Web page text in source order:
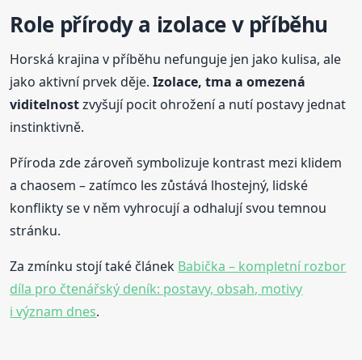
Role přírody a izolace v příběhu
Horská krajina v příběhu nefunguje jen jako kulisa, ale
jako aktivní prvek děje.Izolace, tma a omezená
viditelnostzvyšují pocit ohrožení a nutí postavy jednat
instinktivně.
Příroda zde zároveň symbolizuje kontrast mezi klidem
a chaosem – zatímco les zůstává lhostejný, lidské
konflikty se v něm vyhrocují a odhalují svou temnou
stránku.
Za zmínku stojí také článek Babička – kompletní rozbor
díla pro čtenářský deník: postavy, obsah, motivy
i význam dnes.